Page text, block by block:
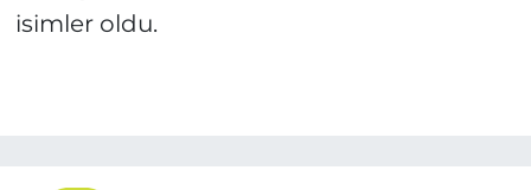
isimler oldu.